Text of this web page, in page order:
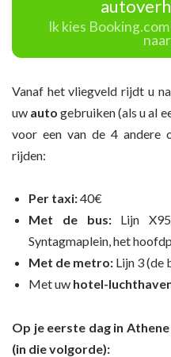
Ik kies
Vanaf het vliegveld rijdt u
uw auto gebruiken (als u al
voor een van de 4 andere
rijden:
Per taxi:40€
Met de bus:Lijn X95
Syntagmaplein, het
Met de metro: Lijn 3 (de
Met uw hotel-
Op je eerste dag in
(in die volgorde):